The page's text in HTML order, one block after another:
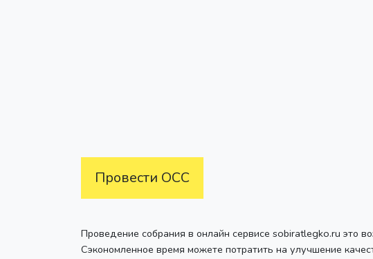
Провести ОСС
Проведение собрания в онлайн сервисе sobiratlegko.ru это
Сэкономленное время можете потратить на улучшение